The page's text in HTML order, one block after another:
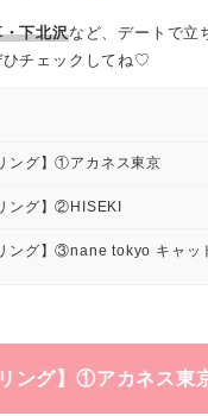
下北沢など、デートで立
ひチェックしてね♡
ング】①アカネス東京
ング】②HISEKI
ング】③nane tokyo キャッ
ング】①アカネス東